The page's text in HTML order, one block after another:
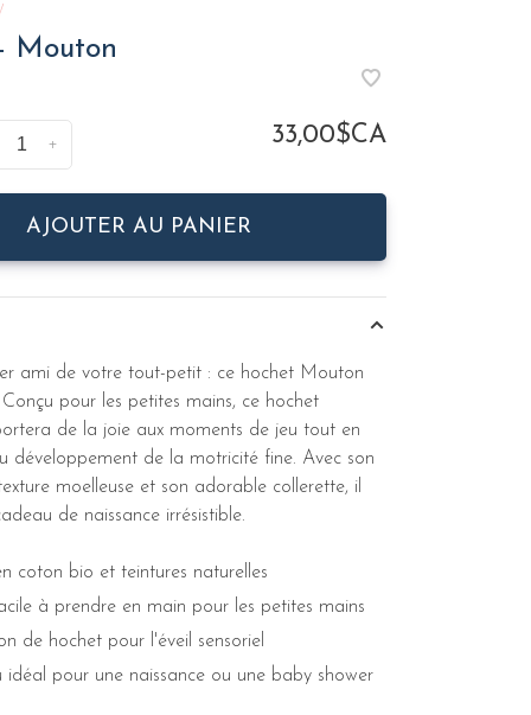
Mouton
+ 33,00$CA
AJOUTER AU PANIER
ami de votre tout-petit : ce hochet Mouton
pour les petites mains, ce hochet
de la joie aux moments de jeu tout en
développement de la motricité fine. Avec son
moelleuse et son adorable collerette, il
de naissance irrésistible.
coton bio et teintures naturelles
à prendre en main pour les petites mains
de hochet pour l'éveil sensoriel
idéal pour une naissance ou une baby shower